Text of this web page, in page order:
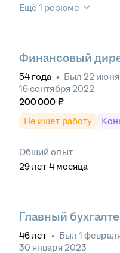
Ещё 1 резюме
Финансовый
54 года • Был 22 июня
16 сентября 2022
200 000 ₽
Не ищет работу
Общий опыт
29лет 4 месяца
Главный
46лет • Был 1
30 января 2023